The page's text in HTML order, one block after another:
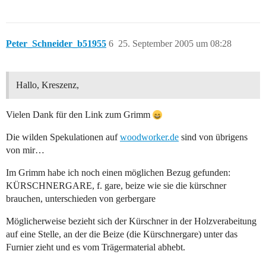
Peter_Schneider_b51955 25. September 2005 um 08:28
6
Hallo, Kreszenz,
Vielen Dank für den Link zum Grimm
Die wilden Spekulationen aufwoodworker.de sind von übrigens
von mir…
Im Grimm habe ich noch einen möglichen Bezug gefunden:
KÜRSCHNERGARE, f. gare, beize wie sie die kürschner
brauchen, unterschieden von gerbergare
Möglicherweise bezieht sich der Kürschner in der Holzverabeitung
auf eine Stelle, an der die Beize (die Kürschnergare) unter das
Furnier zieht und es vom Trägermaterial abhebt.